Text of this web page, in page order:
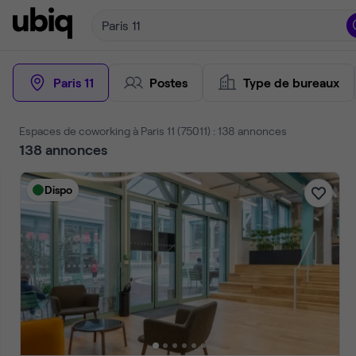
Paris 11
Paris 11 Postes Type de bureaux
Espaces de coworking à Paris 11 (75011) : 138 annonces
138 annonces